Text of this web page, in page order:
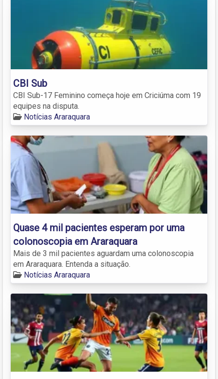
CBI Sub
CBI Sub-17 Feminino começa hoje em Criciúma com 19
equipes na disputa.
Notícias Araraquara
Quase 4 mil pacientes esperam por uma
colonoscopia em Araraquara
Mais de 3 mil pacientes aguardam uma colonoscopia
em Araraquara. Entenda a situação.
Notícias Araraquara